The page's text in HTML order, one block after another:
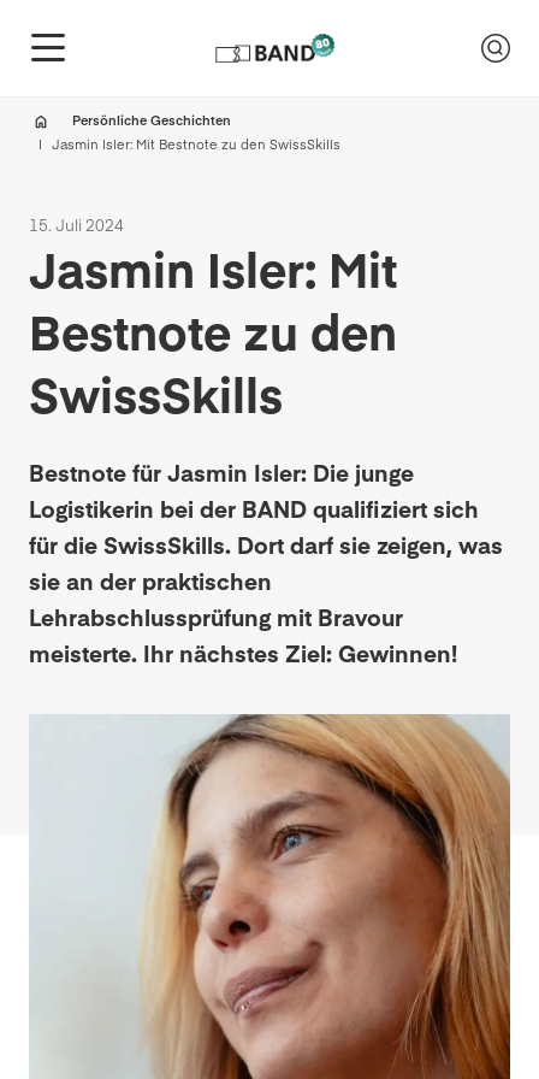
Persönliche Geschichten
Jasmin Isler: Mit Bestnote zu den SwissSkills
15. Juli 2024
Jasmin Isler: Mit
Bestnote zu den
SwissSkills
Bestnote für Jasmin Isler: Die junge
Logistikerin bei der BAND qualifiziert sich
für die SwissSkills. Dort darf sie zeigen, was
sie an der praktischen
Lehrabschlussprüfung mit Bravour
meisterte. Ihr nächstes Ziel: Gewinnen!